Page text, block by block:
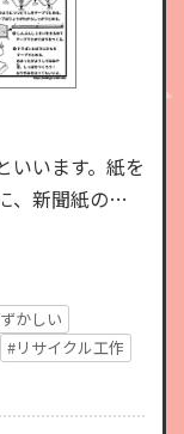
いいます。紙を
、新聞紙の操
命を吹き込
かしい
#リサイクル工作